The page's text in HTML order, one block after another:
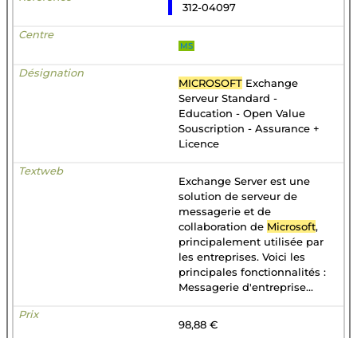
312-04097
MS
MICROSOFT Exchange
Serveur Standard -
Education - Open Value
Souscription - Assurance +
Licence
Exchange Server est une
solution de serveur de
messagerie et de
collaboration de Microsoft,
principalement utilisée par
les entreprises. Voici les
principales fonctionnalités :
Messagerie d'entreprise...
98,88 €